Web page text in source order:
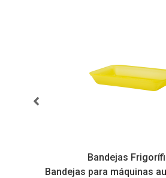
Bandejas
Bandejas para máquinas